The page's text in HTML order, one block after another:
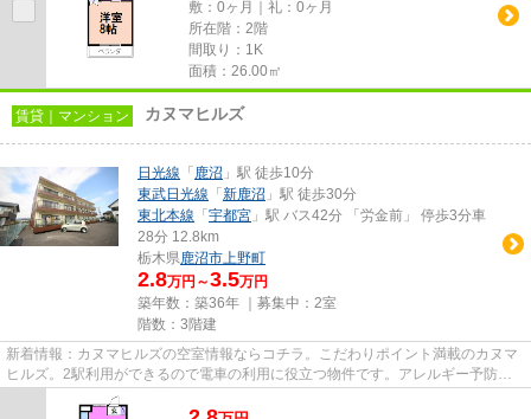
敷：0ヶ月｜礼：0ヶ月
所在階：2階
間取り：1K
面積：26.00㎡
賃貸｜マンション カヌマヒルズ
日光線 「 鹿沼 」駅 徒歩10分
東武日光線 「 新鹿沼 」駅 徒歩30分
東北本線 「 宇都宮 」駅 バス42分 「労金前」 停歩3分車
28分 12.8km
栃木県鹿沼市上野町
2.8万円～3.5万円
築年数：築36年 ｜募集中： 2室
階数：3階建
新着情報：カヌマヒルズの空室情報ならコチラ。こだわりポイント満載のカヌマ
ヒルズ。2駅利用ができるので電車の利用に役立つ物件です。アレルギー予防に
適した、通気性の良い安心の物...